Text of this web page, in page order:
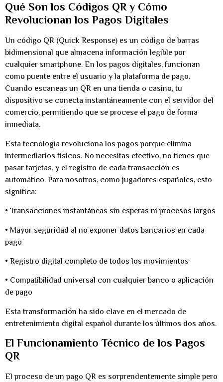
Qué Son los Códigos QR y Cómo
Revolucionan los Pagos Digitales
Un código QR (Quick Response) es un código de barras
bidimensional que almacena información legible por
cualquier smartphone. En los pagos digitales, funcionan
como puente entre el usuario y la plataforma de pago.
Cuando escaneas un QR en una tienda o casino, tu
dispositivo se conecta instantáneamente con el servidor del
comercio, permitiendo que se procese el pago de forma
inmediata.
Esta tecnología revoluciona los pagos porque elimina
intermediarios físicos. No necesitas efectivo, no tienes que
pasar tarjetas, y el registro de cada transacción es
automático. Para nosotros, como jugadores españoles, esto
significa:
• Transacciones instantáneas sin esperas ni procesos largos
• Mayor seguridad al no exponer datos bancarios en cada
pago
• Registro digital completo de todos los movimientos
• Compatibilidad universal con cualquier banco o aplicación
de pago
Esta transformación ha sido clave en el mercado de
entretenimiento digital español durante los últimos dos años.
El Funcionamiento Técnico de los Pagos
QR
El proceso de un pago QR es sorprendentemente simple pero